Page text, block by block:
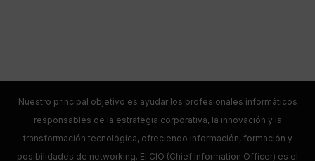
Nuestro principal objetivo es ayudar los profesionales informáticos
responsables de la estrategia corporativa, la innovación y la
transformación tecnológica, ofreciendo información, formación y
posibilidades de networking. El CIO (Chief Information Officer) es el